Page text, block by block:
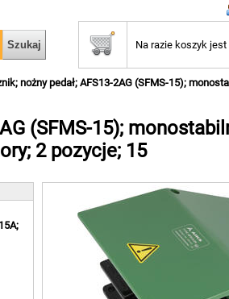
Na razie koszyk jest
nożny pedał; AFS13-2AG (SFMS-15);
(SFMS-15);
2 pozycje; 15